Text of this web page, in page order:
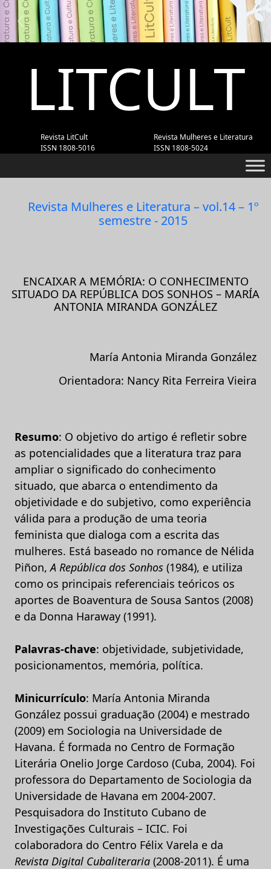
Previous Next
LITCULT
Revista LitCult
ISSN 1808-5016
Revista Mulheres e Literatura
ISSN 1808-5024
Revista Mulheres e Literatura – vol.14 – 1º
semestre - 2015
ENCAIXAR A MEMÓRIA: O CONHECIMENTO
SITUADO DA REPÚBLICA DOS SONHOS – MARÍA
ANTONIA MIRANDA GONZÁLEZ
María Antonia Miranda González
Orientadora: Nancy Rita Ferreira Vieira
Resumo: O objetivo do artigo é refletir sobre
as potencialidades que a literatura traz para
ampliar o significado do conhecimento
situado, que abarca o entendimento da
objetividade e do subjetivo, como experiência
válida para a produção de uma teoria
feminista que dialoga com a escrita das
mulheres. Está baseado no romance de Nélida
Piñon,A República dos Sonhos (1984), e utiliza
como os principais referenciais teóricos os
aportes de Boaventura de Sousa Santos (2008)
e da Donna Haraway (1991).
Palavras-chave: objetividade, subjetividade,
posicionamentos, memória, política.
Minicurrículo: María Antonia Miranda
González possui graduação (2004) e mestrado
(2009) em Sociologia na Universidade de
Havana. É formada no Centro de Formação
Literária Onelio Jorge Cardoso (Cuba, 2004). Foi
professora do Departamento de Sociologia da
Universidade de Havana em 2004-2007.
Pesquisadora do Instituto Cubano de
Investigações Culturais – ICIC. Foi
colaboradora do Centro Félix Varela e da
Revista Digital Cubaliteraria (2008-2011). É uma